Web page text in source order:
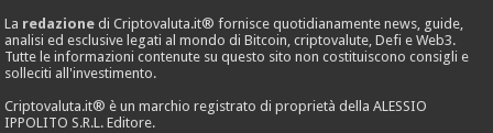
La redazione di Criptovaluta.it® fornisce quotidianamente news, guide,
analisi ed esclusive legati al mondo di Bitcoin, criptovalute, Defi e Web3.
Tutte le informazioni contenute su questo sito non costituiscono consigli e
solleciti all'investimento.
Criptovaluta.it® è un marchio registrato di proprietà della ALESSIO
IPPOLITO S.R.L. Editore.